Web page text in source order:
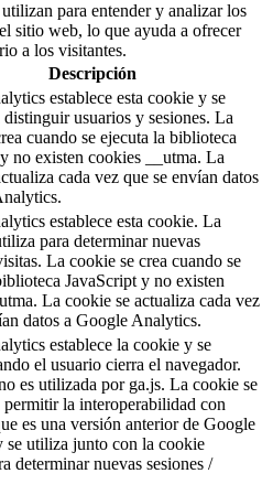
para entender y analizar los
sitio web, lo que ayuda a ofrecer
a los visitantes.
Descripción
establece esta cookie y se
usuarios y sesiones. La
cuando se ejecuta la biblioteca
no existen cookies __utma. La
cada vez que se envían datos
establece esta cookie. La
para determinar nuevas
La cookie se crea cuando se
JavaScript y no existen
La cookie se actualiza cada vez
datos a Google Analytics.
establece la cookie y se
el usuario cierra el navegador.
es utilizada por ga.js. La cookie se
la interoperabilidad con
es una versión anterior de Google
se utiliza junto con la cookie
determinar nuevas sesiones /